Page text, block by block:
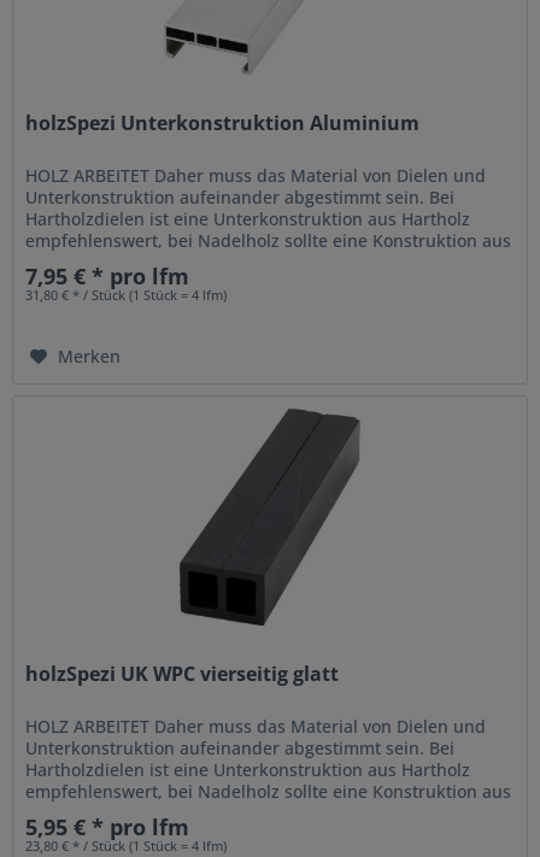
holzSpezi Unterkonstruktion Aluminium
HOLZ ARBEITET Daher muss das Material von Dielen und
Unterkonstruktion aufeinander abgestimmt sein. Bei
Hartholzdielen ist eine Unterkonstruktion aus Hartholz
empfehlenswert, bei Nadelholz sollte eine Konstruktion aus
Nadelholz verwendet...
7,95 € * pro lfm
31,80 € * / Stück (1 Stück = 4 lfm)
Merken
holzSpezi UK WPC vierseitig glatt
HOLZ ARBEITET Daher muss das Material von Dielen und
Unterkonstruktion aufeinander abgestimmt sein. Bei
Hartholzdielen ist eine Unterkonstruktion aus Hartholz
empfehlenswert, bei Nadelholz sollte eine Konstruktion aus
Nadelholz verwendet...
5,95 € * pro lfm
23,80 € * / Stück (1 Stück = 4 lfm)